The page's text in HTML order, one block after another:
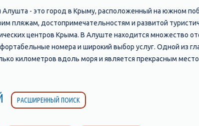
Алушта - это город в Крыму, расположенный на южном
пляжам, достопримечательностям и развитой
центров Крыма. В Алуште находится множество
номера и широкий выбор услуг. Одной из
километров вдоль моря и является прекрасным
а также различные развлечения, такие как
уменьшенные копии всех достопримечательностей
Алушта также славится своими пляжами, которые
РАСШИРЕННЫЙ ПОИСК